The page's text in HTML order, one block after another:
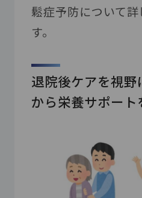
鬆症予防について
す。
退院後ケアを視野
から栄養サポート